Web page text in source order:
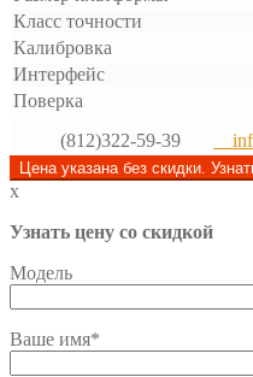
Класс точности
Калибровка
Интерфейс
Поверка
(812)322-59-39
Цена указана без скидки.
x
Узнать цену со скидкой
Модель
Ваше имя*